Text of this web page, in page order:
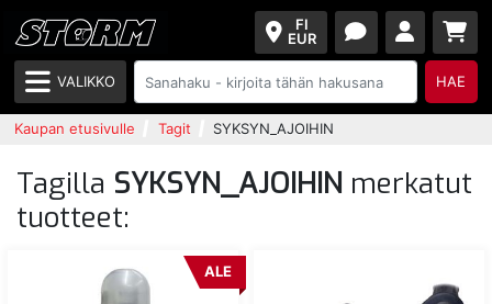
FI
EUR
VALIKKO HAE
Kaupan etusivulle Tagit SYKSYN_AJOIHIN
Tagilla SYKSYN_AJOIHIN merkatut
tuotteet:
ALE